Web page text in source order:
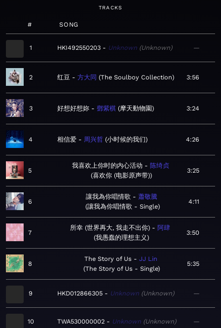
TRACKS
# SONG
1 HKI492550203 Unknown Unknown —
2 红豆 方大同 The Soulboy Collection 3:56
3 好想好想妳 鄧紫棋 摩天動物園 3:24
4 相信爱 周兴哲 小时候的我们 4:26
5
我喜欢上你时的内心活动
陈绮贞
喜欢你 (电影原声带)
3:25
6
讓我為你唱情歌
蕭敬騰
讓我為你唱情歌 - Single
4:11
7
所幸 (世界再大, 我走不出你)
阿肆
我愚蠢的理想主义
3:50
8
The Story of Us
JJ Lin
The Story of Us - Single
5:35
9 HKD012866305 Unknown Unknown —
10 TWA530000002 Unknown Unknown —